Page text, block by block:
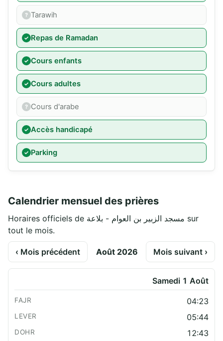
Tarawih
Repas de Ramadan
Cours enfants
Cours adultes
Cours d'arabe
Accès handicapé
Parking
Calendrier mensuel des prières
Horaires officiels de مسجد الزبير بن العوام - بلاعة sur
tout le mois.
‹ Mois précédent Août 2026 Mois suivant ›
Samedi 1 Août
04:23
05:44
12:43